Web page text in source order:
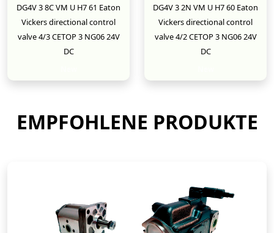
DG4V 3 8C VM U H7 61 Eaton
Vickers directional control
valve 4/3 CETOP 3 NG06 24V
DC
DG4V 3 2N VM U H7 60 Eaton
Vickers directional control
valve 4/2 CETOP 3 NG06 24V
DC
EMPFOHLENE PRODUKTE